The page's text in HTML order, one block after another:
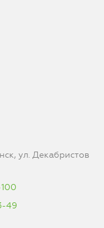
ул. Декабристов
49